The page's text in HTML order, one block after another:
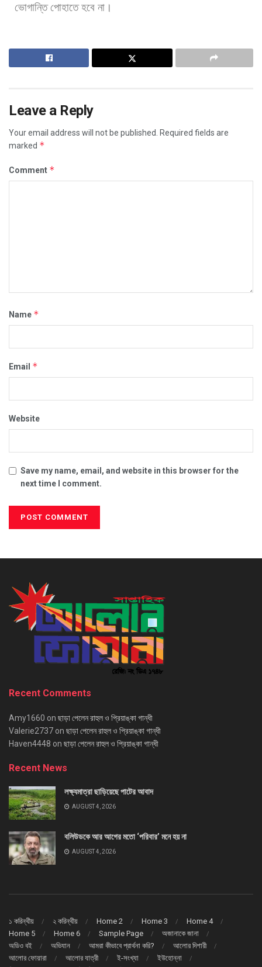
ভোগান্তি পোহাতে হবে না।
Leave a Reply
Your email address will not be published.
Required fields are
marked *
Comment *
Name *
Email *
Website
Save my name, email, and website in this browser for the
next time I comment.
Recent Comments
Amy1660 on ছাড়া পেলেন রাহুল ও প্রিয়াঙ্কা গান্ধী
Valerie2737 on ছাড়া পেলেন রাহুল ও প্রিয়াঙ্কা গান্ধী
Haven4448 on ছাড়া পেলেন রাহুল ও প্রিয়াঙ্কা গান্ধী
Recent News
লক্ষ্যমাত্রা ছাড়িয়েছে পাটের আবাদ
AUGUST 4, 2026
বলিউডকে আর আগের মতো ‘পরিবার’ মনে হয় না
AUGUST 4, 2026
১ করিন্থীয় ২ করিন্থীয় Home 2 Home 3
Home 4
Home 5
Home 6 Sample Page
অজানাকে জানা
অডিও বই
অভিযান আমরা কীভাবে প্রার্থনা করি?
আলোর দিশারী
আলোর ফোয়ারা
আলোর যাত্রী ই-সংখ্যা
ইউহোন্না